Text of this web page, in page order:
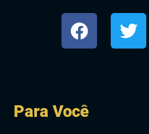
Para Você